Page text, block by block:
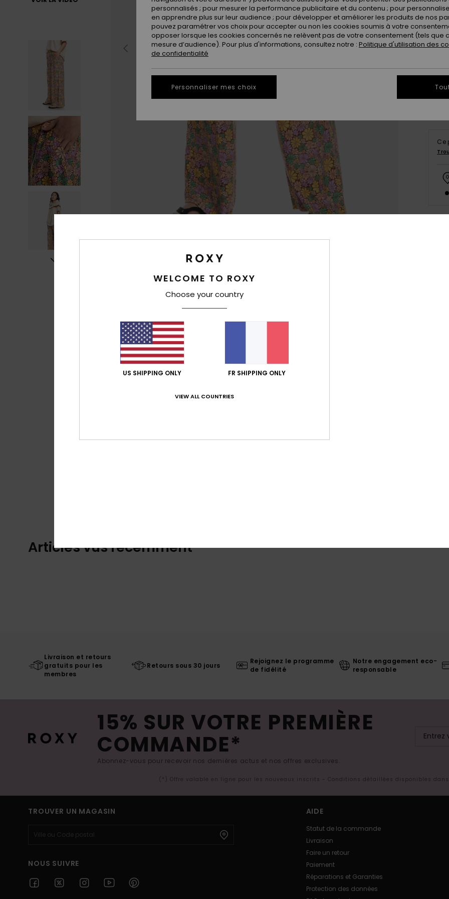
XS
Ce
Articles vus récemment
Livraison et retours
gratuits pour les
membres
Retours sous 30 jours
Rejoignez le programme
de fidélité
Notre engagement eco-
responsable
15% SUR VOTRE PREMIÈRE
COMMANDE*
Abonnez-vous pour recevoir nos dernières actus et nos offres exclusives.
(*) Offre valable en ligne pour les nouveaux inscrits - Conditions détaillées disponibles
TROUVER UN MAGASIN
NOUS SUIVRE
AIDE
Statut de la commande
Livraison
Faire un retour
Paiement
Réparations et Garanties
Protection des données
WELCOME TO ROXY
Choose your country
US SHIPPING ONLY FR SHIPPING ONLY
VIEW ALL COUNTRIES
personnalisés ; pour mesurer la performance publicitaire et du contenu ; pour
en apprendre plus sur leur audience ; pour développer et améliorer les produits de nos
pouvez paramétrer vos choix pour accepter ou non les cookies soumis à votre
opposer lorsque les cookies concernés ne relèvent pas de votre consentement (tels que
mesure d’audience). Pour plus d'informations, consultez notre : Politique d'utilisation des
de confidentialité
Personnaliser mes choix